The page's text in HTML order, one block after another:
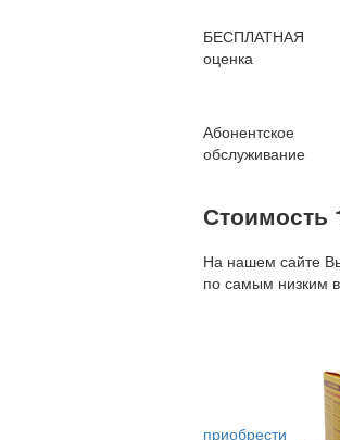
БЕСПЛАТНАЯ
оценка
Абонентское
обслуживание
Стоимость
На нашем сайте
по самым низким
приобрести